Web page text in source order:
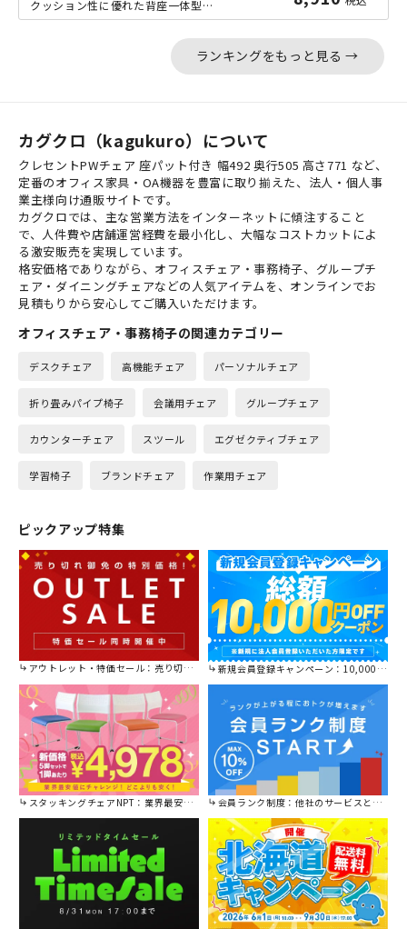
クッション性に優れた背座一体型のグループチェア。ウレタンを使用した柔らかな一体型...
ランキングをもっと見る →
カグクロ（kagukuro）について
クレセントPWチェア 座パット付き 幅492 奥行505 高さ771 など、
定番のオフィス家具・OA機器を豊富に取り揃えた、法人・個人事
業主様向け通販サイトです。
カグクロでは、主な営業方法をインターネットに傾注すること
で、人件費や店舗運営経費を最小化し、大幅なコストカットによ
る激安販売を実現しています。
格安価格でありながら、オフィスチェア・事務椅子、グループチ
ェア・ダイニングチェアなどの人気アイテムを、オンラインでお
見積もりから安心してご購入いただけます。
オフィスチェア・事務椅子の関連カテゴリー
デスクチェア 高機能チェア パーソナルチェア
折り畳みパイプ椅子 会議用チェア グループチェア
カウンターチェア スツール エグゼクティブチェア
学習椅子 ブランドチェア 作業用チェア
ピックアップ特集
アウトレット・特価セール：売り切れ御免の特別価格！ 新規会員登録キャンペーン：10,000円OFFクーポン進呈中！
スタッキングチェアNPT：業界最安値に挑戦！ 会員ランク制度：他社のサービスと比較してください。